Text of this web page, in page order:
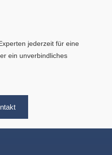
jederzeit für eine
ein unverbindliches